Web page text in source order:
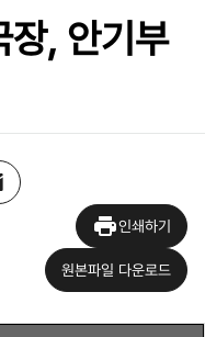
장, 안기부
인쇄하기
원본파일 다운로드